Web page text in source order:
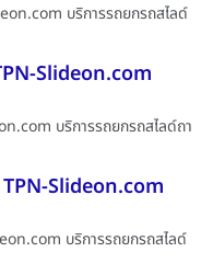
บริการรถยกรถสไลด์
Slideon.com
บริการรถยกรถสไลด์ถา
TPN-Slideon.com
บริการรถยกรถสไลด์